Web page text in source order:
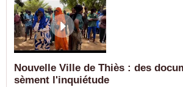
Nouvelle Ville de Thiès : des
sèment l'inquiétude